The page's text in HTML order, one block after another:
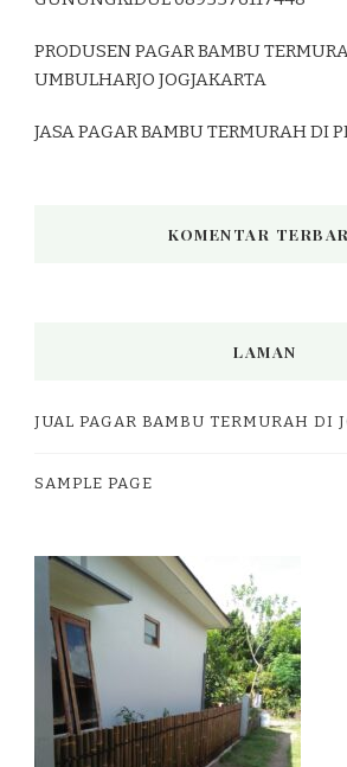
PRODUSEN PAGAR BAMBU
UMBULHARJO JOGJAKARTA
JASA PAGAR BAMBU TERMURAH DI
KOMENTAR
LAMAN
JUAL PAGAR BAMBU TERMURAH DI
SAMPLE PAGE